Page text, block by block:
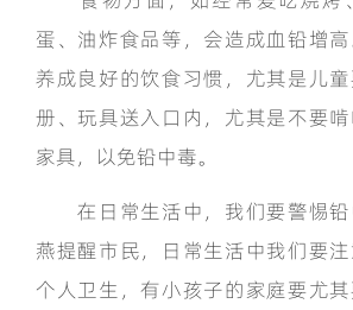
蛋、油炸食品等，会造成血铅增
养成良好的饮食习惯，尤其是儿
册、玩具送入口内，尤其是不要
家具，以免铅中毒。
在日常生活中，我们要警惕铅
燕提醒市民，日常生活中我们要
个人卫生，有小孩子的家庭要尤